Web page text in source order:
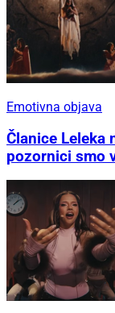
Emotivna objava
Članice Leleka
pozornici smo